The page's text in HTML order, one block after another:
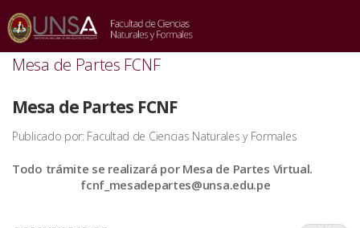
INICIO COMUNICADOS / MESA DE PARTES FCNF
Mesa de Partes FCNF
Mesa de Partes FCNF
Publicado por: Facultad de Ciencias Naturales y Formales
Todo trámite se realizará por Mesa de Partes Virtual.
fcnf_mesadepartes@unsa.edu.pe